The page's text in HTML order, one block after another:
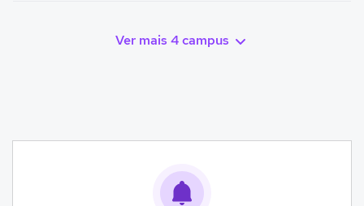
Ver mais 4 campus